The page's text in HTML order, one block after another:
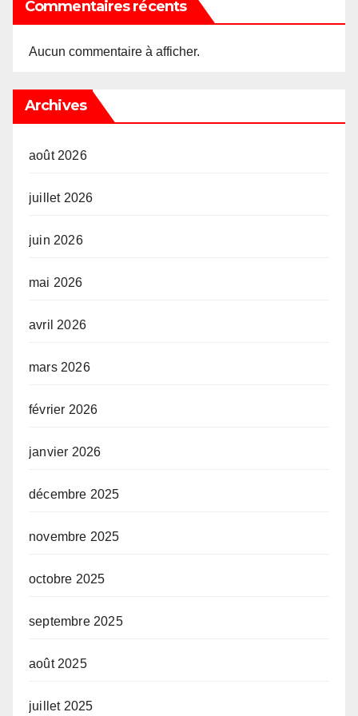
Commentaires récents
Aucun commentaire à afficher.
Archives
août 2026
juillet 2026
juin 2026
mai 2026
avril 2026
mars 2026
février 2026
janvier 2026
décembre 2025
novembre 2025
octobre 2025
septembre 2025
août 2025
juillet 2025